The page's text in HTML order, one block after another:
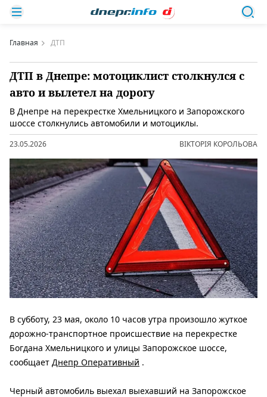
Главная ДТП
ДТП в Днепре: мотоциклист столкнулся с
авто и вылетел на дорогу
В Днепре на перекрестке Хмельницкого и Запорожского
шоссе столкнулись автомобили и мотоциклы.
23.05.2026 ВІКТОРІЯ КОРОЛЬОВА
В субботу, 23 мая, около 10 часов утра произошло жуткое
дорожно-транспортное происшествие на перекрестке
Богдана Хмельницкого и улицы Запорожское шоссе,
сообщает Днепр Оперативный .
Черный автомобиль выехал выехавший на Запорожское